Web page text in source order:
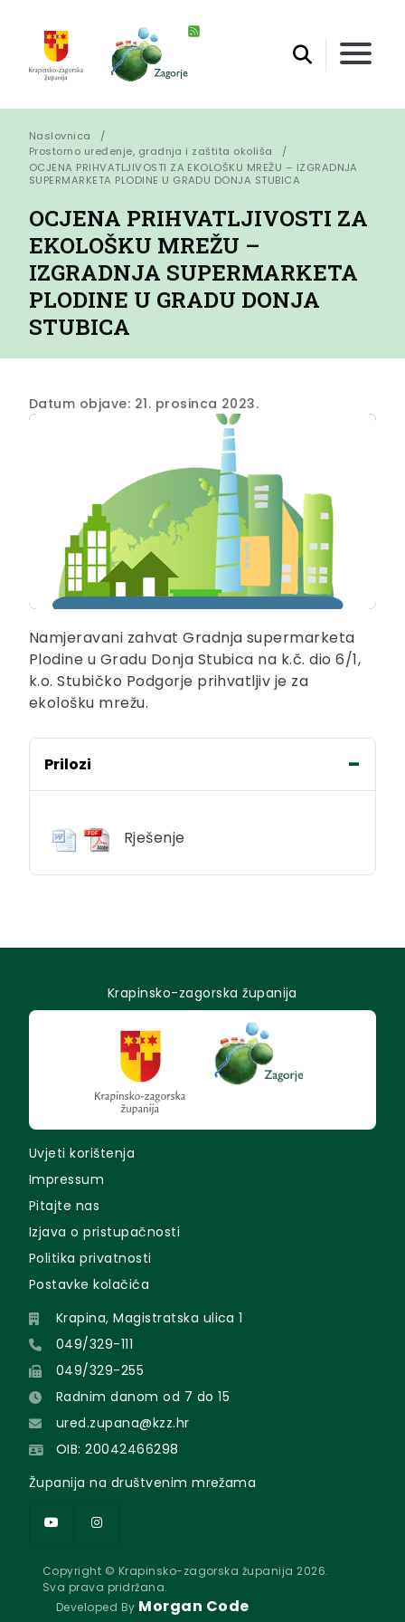
Naslovnica
Prostorno uređenje, gradnja i zaštita okoliša
OCJENA PRIHVATLJIVOSTI ZA EKOLOŠKU MREŽU – IZGRADNJA
SUPERMARKETA PLODINE U GRADU DONJA STUBICA
OCJENA PRIHVATLJIVOSTI ZA
EKOLOŠKU MREŽU –
IZGRADNJA SUPERMARKETA
PLODINE U GRADU DONJA
STUBICA
Datum objave: 21. prosinca 2023.
Namjeravani zahvat Gradnja supermarketa
Plodine u Gradu Donja Stubica na k.č. dio 6/1,
k.o. Stubičko Podgorje prihvatljiv je za
ekološku mrežu.
Prilozi
Rješenje
Krapinsko-zagorska županija
Uvjeti korištenja
Impressum
Pitajte nas
Izjava o pristupačnosti
Politika privatnosti
Postavke kolačića
Krapina, Magistratska ulica 1
049/329-111
049/329-255
Radnim danom od 7 do 15
ured.zupana@kzz.hr
OIB: 20042466298
Županija na društvenim mrežama
Copyright © Krapinsko-zagorska županija 2026.
Sva prava pridržana.
Developed By Morgan Code